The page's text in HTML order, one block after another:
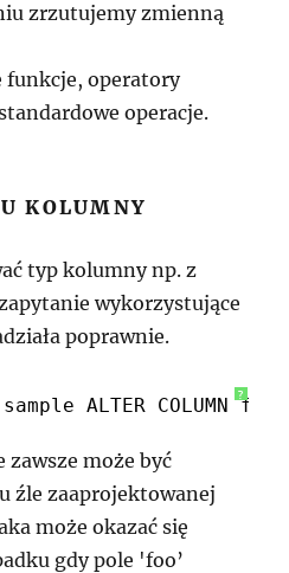
zrzutujemy zmienną
funkcje, operatory
operacje.
KOLUMNY
typ kolumny np. z
wykorzystujące
poprawnie.
?
ALTER COLUMN foo
zawsze może być
źle zaaprojektowanej
może okazać się
gdy pole 'foo’